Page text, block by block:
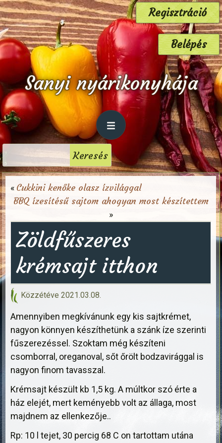
Regisztráció
Belépés
Sanyi nyárikonyhája
« Cukkini kenőke olasz ízvilággal
BBQ ízesítésű sajtom ahogyan most készítettem
»
Zöldfűszeres
krémsajt itthon
Közzétéve 2021.03.08.
Amennyiben megkívánunk egy kis sajtkrémet,
nagyon könnyen készíthetünk a szánk íze szerinti
fűszerezéssel. Szoktam még készíteni
csomborral, oreganoval, sőt őrölt bodzavirággal is
nagyon finom tavasszal.
Krémsajt készült kb 1,5 kg. A múltkor szó érte a
ház elejét, mert keményebb volt az állaga, most
majdnem az ellenkezője..
Rp: 10 l tejet, 30 percig 68 C on tartottam utána